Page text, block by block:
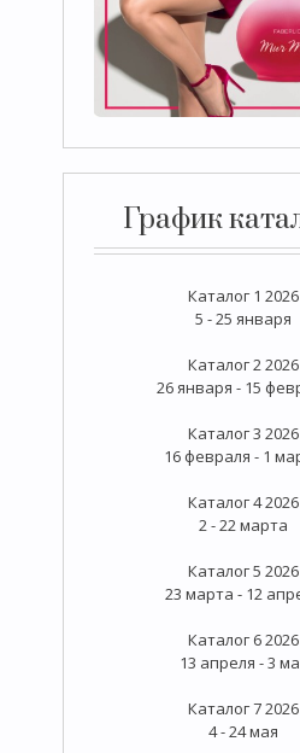
График
Каталог 1 2026
5 - 25 января
Каталог 2 2026
26 января - 15
Каталог 3 2026
16 февраля - 1
Каталог 4 2026
2 - 22 марта
Каталог 5 2026
23 марта - 12
Каталог 6 2026
13 апреля - 3
Каталог 7 2026
4 - 24 мая